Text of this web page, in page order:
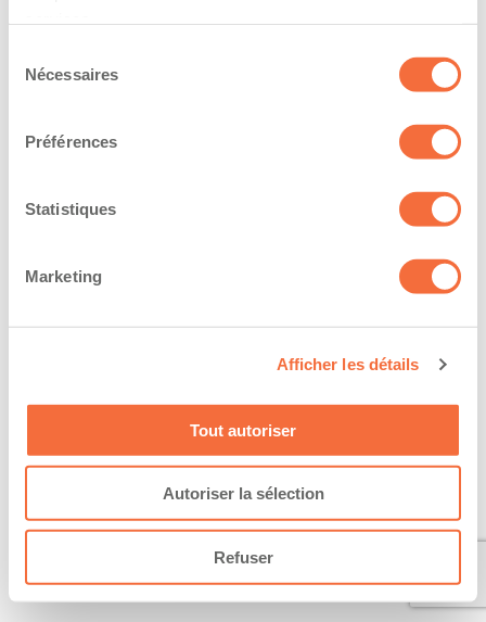
Nécessaires
Préférences
Statistiques
Marketing
Afficher les détails
Tout autoriser
Autoriser la sélection
Refuser